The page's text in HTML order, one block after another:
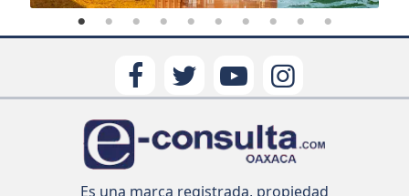
Es una marca registrada, propiedad